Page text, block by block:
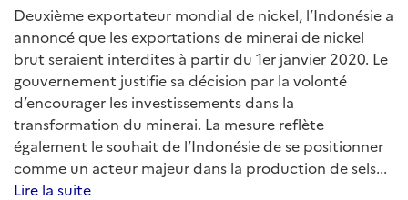
Deuxième exportateur mondial de nickel, l’Indonésie a
annoncé que les exportations de minerai de nickel
brut seraient interdites à partir du 1er janvier 2020. Le
gouvernement justifie sa décision par la volonté
d’encourager les investissements dans la
transformation du minerai. La mesure reflète
également le souhait de l’Indonésie de se positionner
comme un acteur majeur dans la production de sels...
Lire la suite